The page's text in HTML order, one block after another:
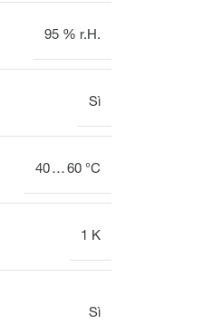
elettrotermici per
95 % r.H.
Sì
40 … 60 °C
1 K
Sì